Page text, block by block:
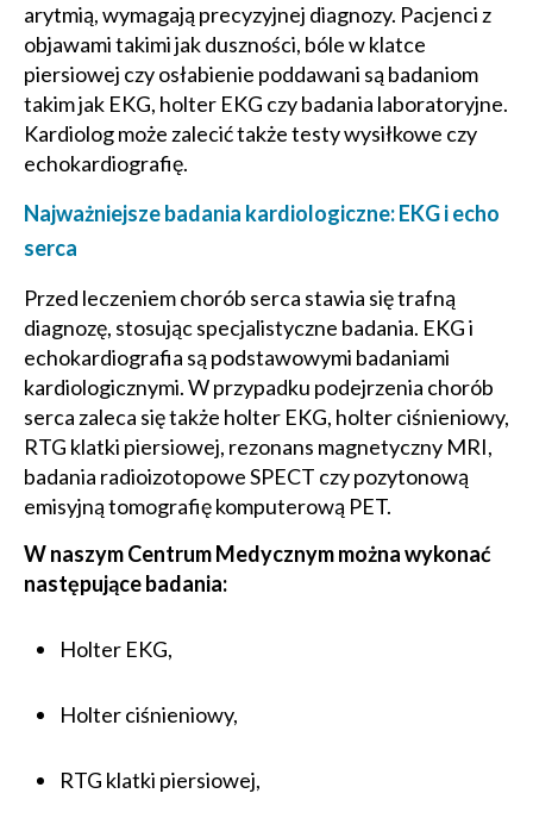
arytmią, wymagają precyzyjnej diagnozy. Pacjenci z
objawami takimi jak duszności, bóle w klatce
piersiowej czy osłabienie poddawani są badaniom
takim jak EKG, holter EKG czy badania laboratoryjne.
Kardiolog może zalecić także testy wysiłkowe czy
echokardiografię.
Najważniejsze badania kardiologiczne: EKG i echo
serca
Przed leczeniem chorób serca stawia się trafną
diagnozę, stosując specjalistyczne badania. EKG i
echokardiografia są podstawowymi badaniami
kardiologicznymi. W przypadku podejrzenia chorób
serca zaleca się także holter EKG, holter ciśnieniowy,
RTG klatki piersiowej, rezonans magnetyczny MRI,
badania radioizotopowe SPECT czy pozytonową
emisyjną tomografię komputerową PET.
W naszym Centrum Medycznym można wykonać
następujące badania:
Holter EKG,
Holter ciśnieniowy,
RTG klatki piersiowej,